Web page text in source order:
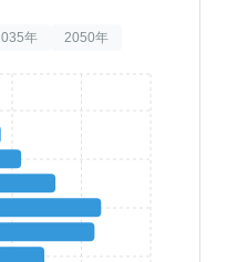
年 2050年